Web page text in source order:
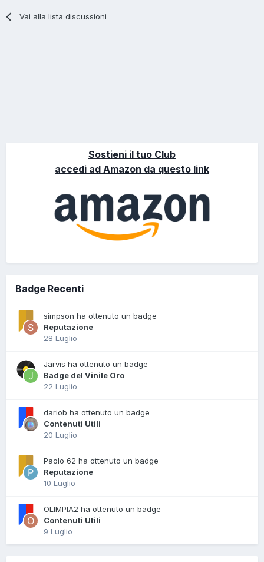
Vai alla lista discussioni
Sostieni il tuo Club
accedi ad Amazon da questo link
Badge Recenti
simpson ha ottenuto un badge
Reputazione
28 Luglio
Jarvis ha ottenuto un badge
Badge del Vinile Oro
22 Luglio
dariob ha ottenuto un badge
Contenuti Utili
20 Luglio
Paolo 62 ha ottenuto un badge
Reputazione
10 Luglio
OLIMPIA2 ha ottenuto un badge
Contenuti Utili
9 Luglio